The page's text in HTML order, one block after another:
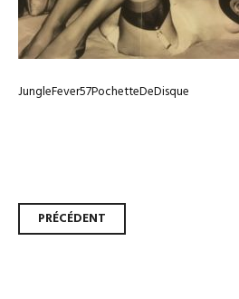
JungleFever57PochetteDeDisque
Navigation
PRÉCÉDENT